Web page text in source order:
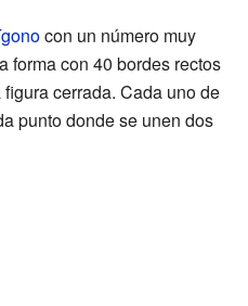
con un número muy
forma con 40 bordes rectos
cerrada. Cada uno de
punto donde se unen dos